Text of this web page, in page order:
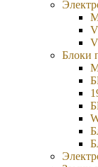
Блоки